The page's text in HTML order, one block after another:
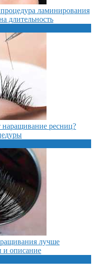
ламинирования
длительность
наращивание ресниц?
лучше
и описание